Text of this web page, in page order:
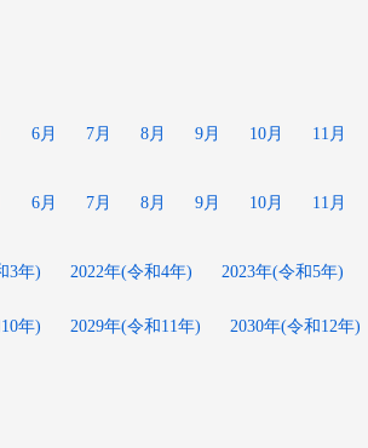
6月 7月 8月 9月 10月 11月
6月 7月 8月 9月 10月 11月
3年) 2022年(令和4年) 2023年(令和5年)
年) 2029年(令和11年) 2030年(令和12年)